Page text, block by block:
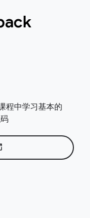
程中学习基本的